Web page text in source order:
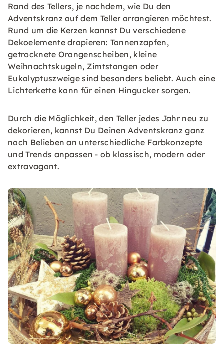
Rand des Tellers, je nachdem, wie Du den
Adventskranz auf dem Teller arrangieren möchtest.
Rund um die Kerzen kannst Du verschiedene
Dekoelemente drapieren: Tannenzapfen,
getrocknete Orangenscheiben, kleine
Weihnachtskugeln, Zimtstangen oder
Eukalyptuszweige sind besonders beliebt. Auch eine
Lichterkette kann für einen Hingucker sorgen.
Durch die Möglichkeit, den Teller jedes Jahr neu zu
dekorieren, kannst Du Deinen Adventskranz ganz
nach Belieben an unterschiedliche Farbkonzepte
und Trends anpassen - ob klassisch, modern oder
extravagant.